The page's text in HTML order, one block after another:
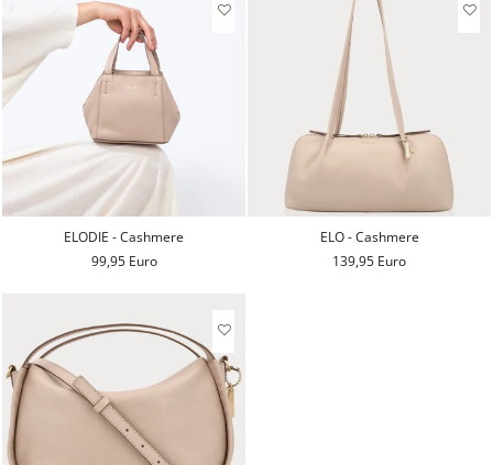
ELODIE - Cashmere
99,95 Euro
ELO - Cashmere
139,95 Euro